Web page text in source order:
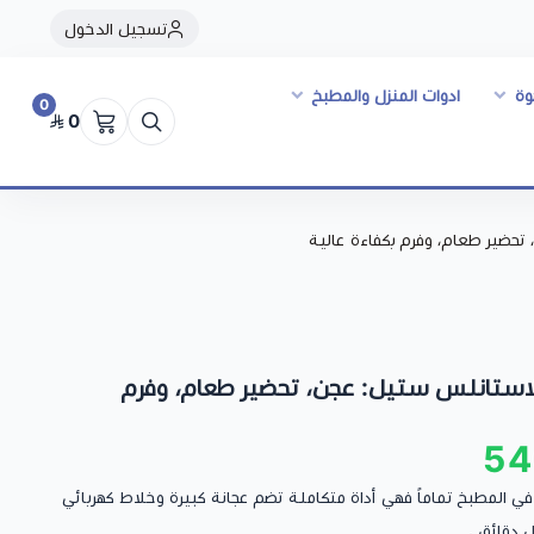
تسجيل الدخول
ادوات المنزل والمطبخ
0
0
3 في 1 من الاستانلس ستيل: عجن، تحضير طعام، وفرم
ستتغير تجربتك في المطبخ تماماً فهي أداة متكاملة تضم عجانة كبيرة وخلاط كهربائي
دقائق .